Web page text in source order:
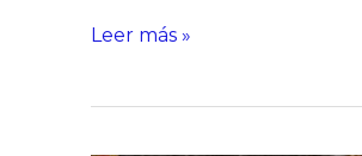
Leer más »